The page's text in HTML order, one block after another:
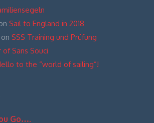
Sail to England in 2018
on SSS Training und Prüfung
of Sans Souci
to the “world of sailing”!
Go….